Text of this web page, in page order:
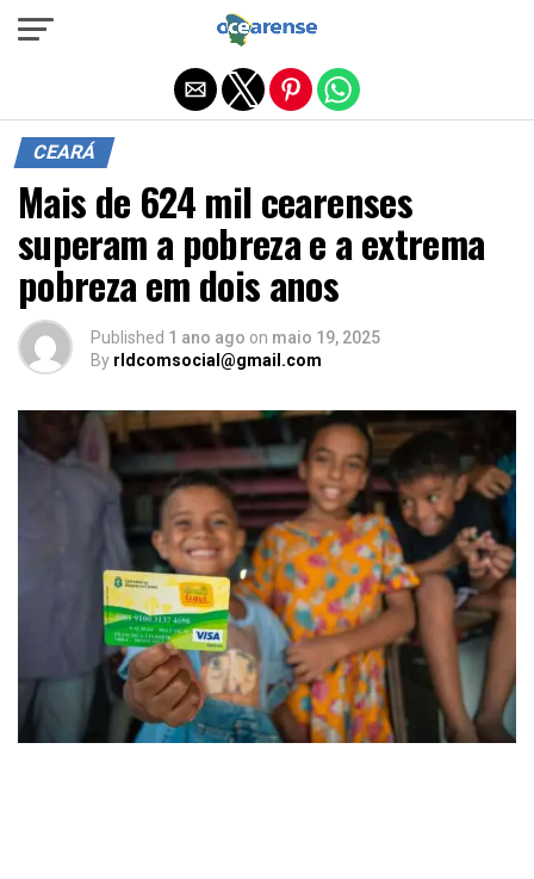
CEARÁ
Mais de 624 mil cearenses
superam a pobreza e a extrema
pobreza em dois anos
Published 1 ano ago on maio 19, 2025
By rldcomsocial@gmail.com
Sair da versão mobile